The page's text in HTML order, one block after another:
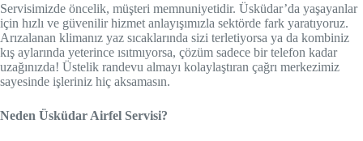
Servisimizde öncelik, müşteri memnuniyetidir. Üsküdar’da yaşayanlar
için hızlı ve güvenilir hizmet anlayışımızla sektörde fark yaratıyoruz.
Arızalanan klimanız yaz sıcaklarında sizi terletiyorsa ya da kombiniz
kış aylarında yeterince ısıtmıyorsa, çözüm sadece bir telefon kadar
uzağınızda! Üstelik randevu almayı kolaylaştıran çağrı merkezimiz
sayesinde işleriniz hiç aksamasın.
Neden Üsküdar Airfel Servisi?